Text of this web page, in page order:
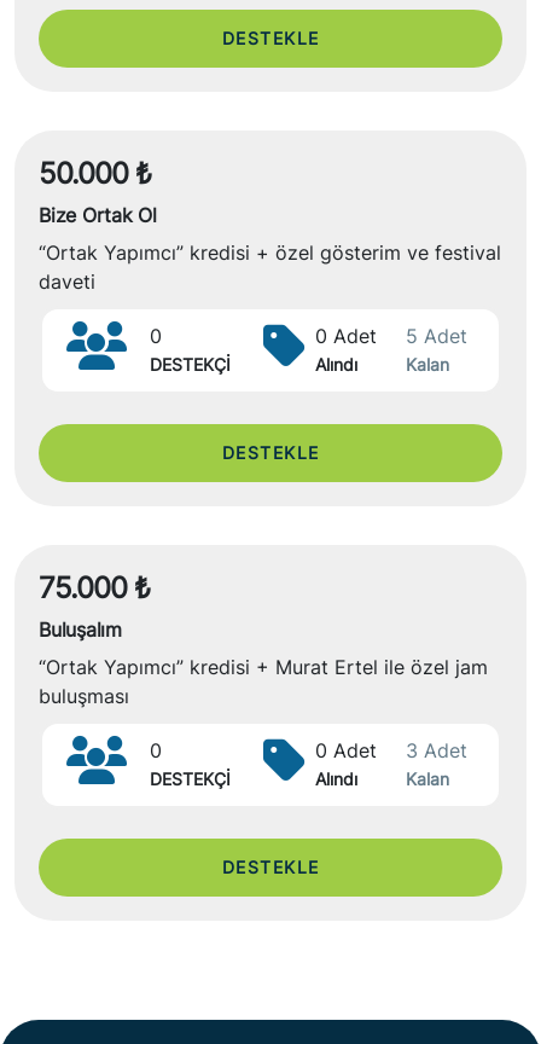
DESTEKLE
50.000 ₺
Bize Ortak Ol
“Ortak Yapımcı” kredisi + özel gösterim ve festival
daveti
0
DESTEKÇİ
0 Adet
Alındı
5 Adet
Kalan
DESTEKLE
75.000 ₺
Buluşalım
“Ortak Yapımcı” kredisi + Murat Ertel ile özel jam
buluşması
0
DESTEKÇİ
0 Adet
Alındı
3 Adet
Kalan
DESTEKLE